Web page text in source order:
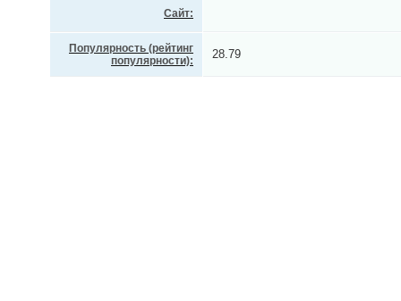
Сайт:
Популярность (рейтинг
популярности):
28.79